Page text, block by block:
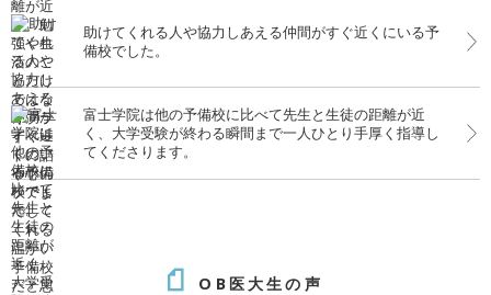
助けてくれる人や協力しあえる仲間がすぐ近くにいる予
備校でした。
富士学院は他の予備校に比べて先生と生徒の距離が近
く、大学受験が終わる瞬間まで一人ひとり手厚く指導し
てくださります。
OB医大生の声